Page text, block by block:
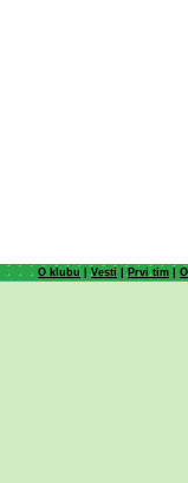
O klubu |Vesti | Prvi tim |